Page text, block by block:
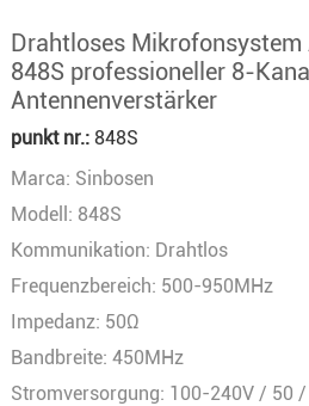
Drahtloses
848S professioneller 8-
Antennenverstärker
punkt nr.:848S
Marca: Sinbosen
Modell: 848S
Kommunikation: Drahtlos
Frequenzbereich: 500-950MHz
Impedanz: 50Ω
Bandbreite: 450MHz
Stromversorgung: 100-240V / 50